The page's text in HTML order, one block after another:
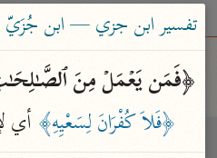
بحث
تفسير ابن جزي — ابن جُزَيّ (٧٤١
﴿فَمَن یَعۡمَلۡ مِنَ
﴿فَلاَ كُفْرَانَ لِسَعْيِهِ﴾ أي